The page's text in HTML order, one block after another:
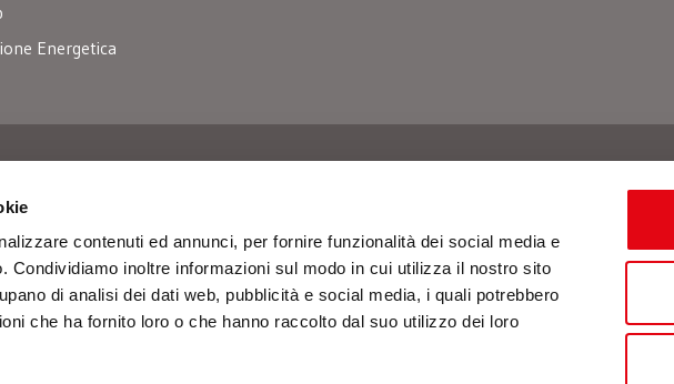
contenuti ed annunci, per fornire funzionalità dei social media e
Condividiamo inoltre informazioni sul modo in cui utilizza il nostro sito
di analisi dei dati web, pubblicità e social media, i quali potrebbero
che ha fornito loro o che hanno raccolto dal suo utilizzo dei loro
Energetica